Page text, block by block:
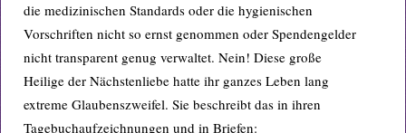
die medizinischen Standards oder die hygienischen
Vorschriften nicht so ernst genommen oder Spendengelder
nicht transparent genug verwaltet. Nein! Diese große
Heilige der Nächstenliebe hatte ihr ganzes Leben lang
extreme Glaubenszweifel. Sie beschreibt das in ihren
Tagebuchaufzeichnungen und in Briefen: